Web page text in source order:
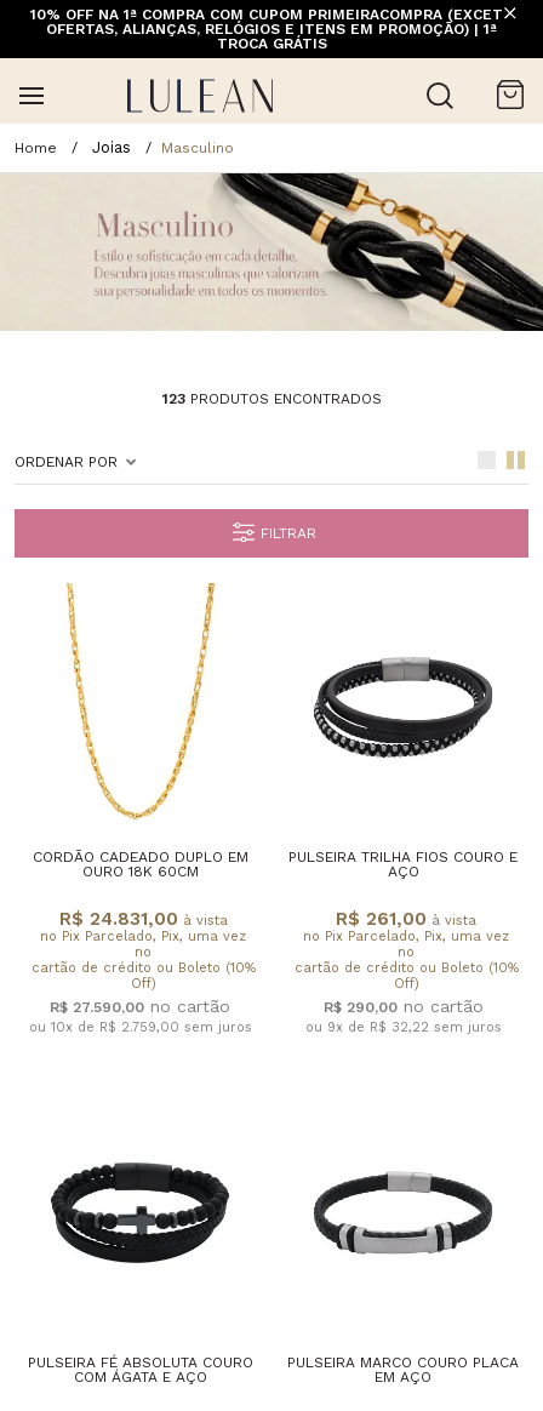
10% OFF NA 1ª COMPRA COM CUPOM PRIMEIRACOMPRA (EXCETO
OFERTAS, ALIANÇAS, RELÓGIOS E ITENS EM PROMOÇÃO) | 1ª
TROCA GRÁTIS
Joias Masculino
123PRODUTOS ENCONTRADOS
ORDENAR POR
FILTRAR
CORDÃO CADEADO DUPLO EM
OURO 18K 60CM
R$ 24.831,00 à vista
no Pix Parcelado, Pix, uma vez
no
cartão de crédito ou Boleto (10%
Off)
R$ 27.590,00
ou 10x de R$ 2.759,00 sem juros
PULSEIRA TRILHA FIOS COURO E
AÇO
R$ 261,00 à vista
no Pix Parcelado, Pix, uma vez
no
cartão de crédito ou Boleto (10%
Off)
R$ 290,00
ou 9x de R$ 32,22 sem juros
PULSEIRA FÉ ABSOLUTA COURO
COM ÁGATA E AÇO
PULSEIRA MARCO COURO PLACA
EM AÇO